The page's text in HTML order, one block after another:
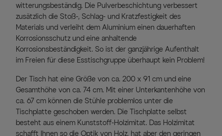
witterungsbeständig. Die Pulverbeschichtung verbessert
zusätzlich die Stoß-, Schlag- und Kratzfestigkeit des
Materials und verleiht dem Aluminium einen dauerhaften
Korrosionsschutz und eine anhaltende
Korrosionsbeständigkeit. So ist der ganzjährige Aufenthalt
im Freien für diese Esstischgruppe überhaupt kein Problem!
Der Tisch hat eine Größe von ca. 200 x 91 cm und eine
Gesamthöhe von ca. 74 cm. Mit einer Unterkantenhöhe von
ca. 67 cm können die Stühle problemlos unter die
Tischplatte geschoben werden. Die Tischplatte selbst
besteht aus einem Kunststoff-Holzimitat. Das Holzimitat
schafft Ihnen so die Optik von Holz, hat aber den geringen